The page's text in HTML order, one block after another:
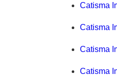
Catisma
Catisma
Catisma
Catisma